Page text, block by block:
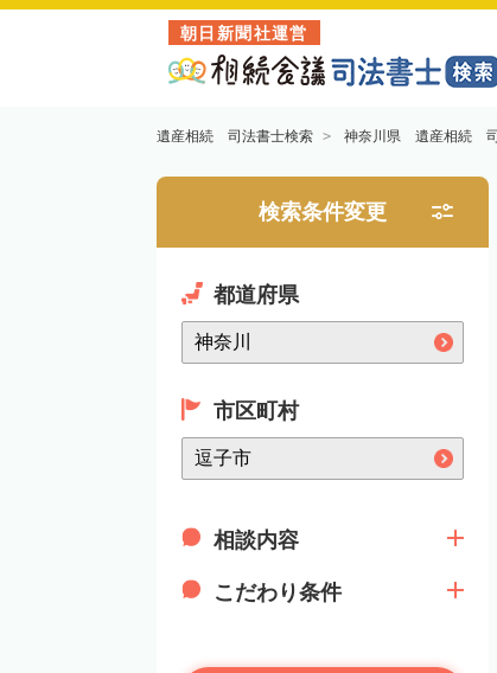
朝日新聞社運営
遺産相続 司法書士検索 神奈川県 遺産相続
検索条件変更
都道府県
市区町村
相談内容
こだわり条件